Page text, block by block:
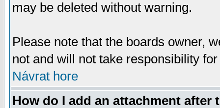
may be deleted without warning.
Please note that the boards owner,
not and will not take responsibility
Návrat hore
How do I add an attachment after